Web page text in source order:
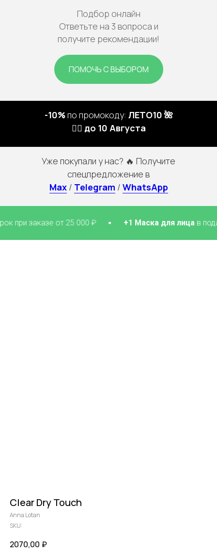
Подбор онлайн
Ответьте на 3 вопроса и
получите рекомендации!
ПОМОЧЬ С ВЫБОРОМ
-10%по промокоду: ЛЕТО10 🌺
🏃‍♀️ до 10 Августа
Уже покупали у нас? 🔥 Получите
спецпредложение в
Max / Telegram / WhatsApp
от 25 000 ₽ +1 Маска для лицав подарок
Clear Dry Touch
Anna Lotan
SKU:
2070,00 ₽